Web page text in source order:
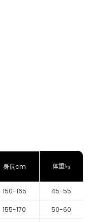
身長cm 体重㎏
150-165 45-55
155-170 50-60